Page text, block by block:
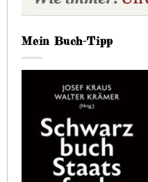
Mein Buch-Tipp